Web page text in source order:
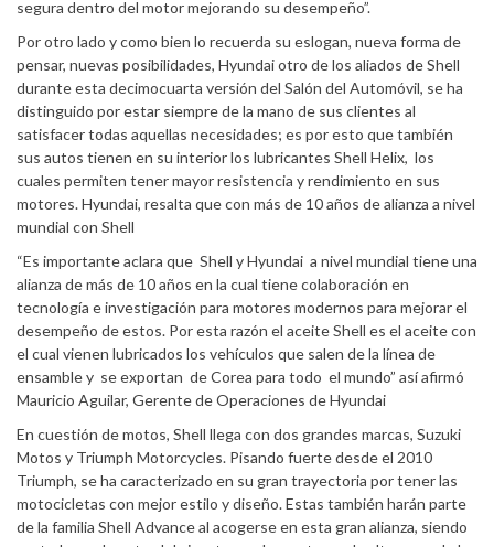
segura dentro del motor mejorando su desempeño”.
Por otro lado y como bien lo recuerda su eslogan, nueva forma de
pensar, nuevas posibilidades, Hyundai otro de los aliados de Shell
durante esta decimocuarta versión del Salón del Automóvil, se ha
distinguido por estar siempre de la mano de sus clientes al
satisfacer todas aquellas necesidades; es por esto que también
sus autos tienen en su interior los lubricantes Shell Helix, los
cuales permiten tener mayor resistencia y rendimiento en sus
motores. Hyundai, resalta que con más de 10 años de alianza a nivel
mundial con Shell
“Es importante aclara que Shell y Hyundai a nivel mundial tiene una
alianza de más de 10 años en la cual tiene colaboración en
tecnología e investigación para motores modernos para mejorar el
desempeño de estos. Por esta razón el aceite Shell es el aceite con
el cual vienen lubricados los vehículos que salen de la línea de
ensamble y se exportan de Corea para todo el mundo” así afirmó
Mauricio Aguilar, Gerente de Operaciones de Hyundai
En cuestión de motos, Shell llega con dos grandes marcas, Suzuki
Motos y Triumph Motorcycles. Pisando fuerte desde el 2010
Triumph, se ha caracterizado en su gran trayectoria por tener las
motocicletas con mejor estilo y diseño. Estas también harán parte
de la familia Shell Advance al acogerse en esta gran alianza, siendo